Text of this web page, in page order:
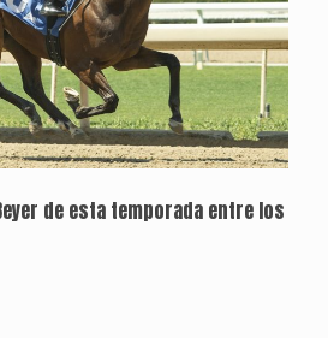
de esta temporada entre los